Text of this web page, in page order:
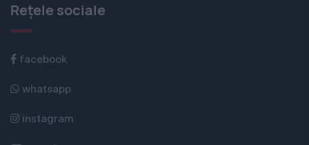
Rețele sociale
facebook
whatsapp
instagram